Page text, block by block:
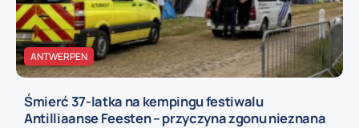
ANTWERPEN
Śmierć 37-latka na kempingu festiwalu
Antilliaanse Feesten – przyczyna zgonu nieznana